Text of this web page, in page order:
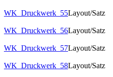
WK_Druckwerk_55Layout/Satz
WK_Druckwerk_56Layout/Satz
WK_Druckwerk_57Layout/Satz
WK_Druckwerk_58Layout/Satz